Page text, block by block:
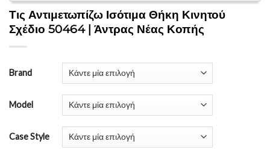
Τις Αντιμετωπίζω Ισότιμα Θήκη Κινητού
Σχέδιο 50464 | Άντρας Νέας Κοπής
Brand
Model
Case Style